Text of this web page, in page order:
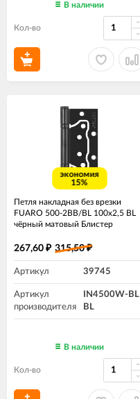
В наличии
Кол-во
экономия
15%
Петля накладная без врезки
FUARO 500-2BB/BL 100x2,5 BL
чёрный матовый Блистер
267,60 ₽ 315,50₽
Артикул 39745
Артикул
производителя
IN4500W-BL
BL
В наличии
Кол-во